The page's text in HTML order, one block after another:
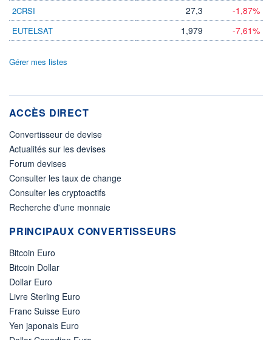
2CRSI 27,3 -1,87%
EUTELSAT 1,979 -7,61%
Gérer mes listes
ACCÈS DIRECT
Convertisseur de devise
Actualités sur les devises
Forum devises
Consulter les taux de change
Consulter les cryptoactifs
Recherche d'une monnaie
PRINCIPAUX CONVERTISSEURS
Bitcoin Euro
Bitcoin Dollar
Dollar Euro
Livre Sterling Euro
Franc Suisse Euro
Yen japonais Euro